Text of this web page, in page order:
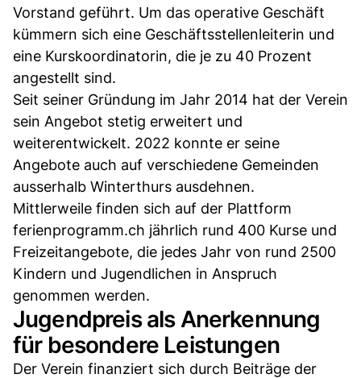
Vorstand geführt. Um das operative Geschäft
kümmern sich eine Geschäftsstellenleiterin und
eine Kurskoordinatorin, die je zu 40 Prozent
angestellt sind.
Seit seiner Gründung im Jahr 2014 hat der Verein
sein Angebot stetig erweitert und
weiterentwickelt. 2022 konnte er seine
Angebote auch auf verschiedene Gemeinden
ausserhalb Winterthurs ausdehnen.
Mittlerweile finden sich auf der Plattform
ferienprogramm.ch jährlich rund 400 Kurse und
Freizeitangebote, die jedes Jahr von rund 2500
Kindern und Jugendlichen in Anspruch
genommen werden.
Jugendpreis als Anerkennung
für besondere Leistungen
Der Verein finanziert sich durch Beiträge der